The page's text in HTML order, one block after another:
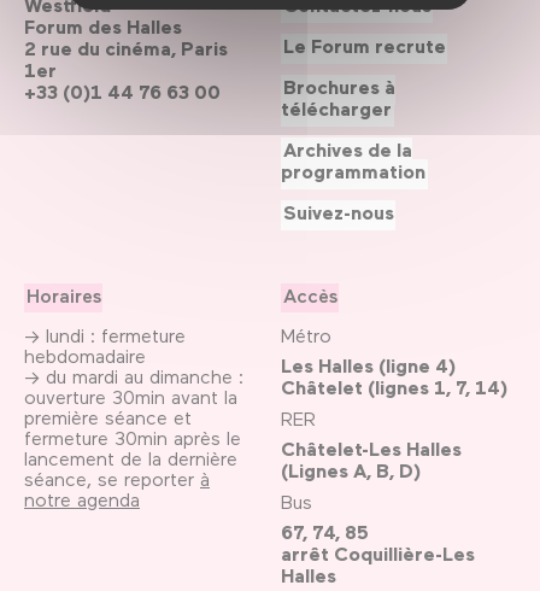
Westfield
Forum des Halles
2 rue du cinéma, Paris
1er
+33 (0)1 44 76 63 00
Horaires
→ lundi : fermeture
hebdomadaire
→ du mardi au dimanche :
ouverture 30min avant la
première séance et
fermeture 30min après le
lancement de la dernière
séance, se reporter à
notre agenda
Accès
Métro
Les Halles (ligne 4)
Châtelet (lignes 1, 7, 14)
RER
Châtelet-Les Halles
(Lignes A, B, D)
Bus
67, 74, 85
arrêt Coquillière-Les
Halles
Contactez-nous
Le Forum recrute
Brochures à
télécharger
Archives de la
programmation
Suivez-nous